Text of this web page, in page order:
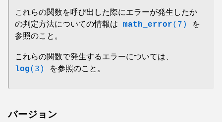
これらの関数を呼び出した際にエラーが発生したか
の判定方法についての情報は math_error(7)
を
参照のこと。
これらの関数で発生するエラーについては、
log(3) を参照のこと。
バージョン